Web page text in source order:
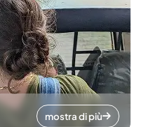
mostra di più